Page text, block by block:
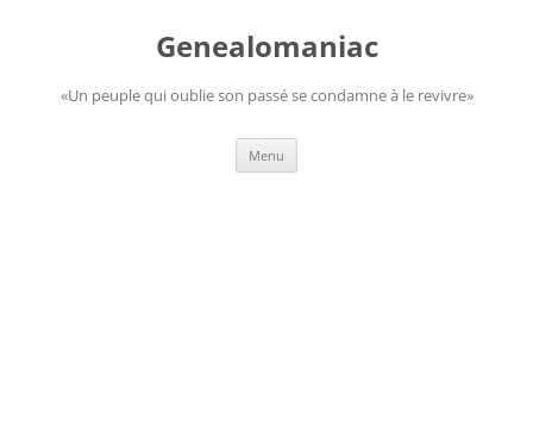
Genealomaniac
«Un peuple qui oublie son passé se condamne à le revivre»
Menu